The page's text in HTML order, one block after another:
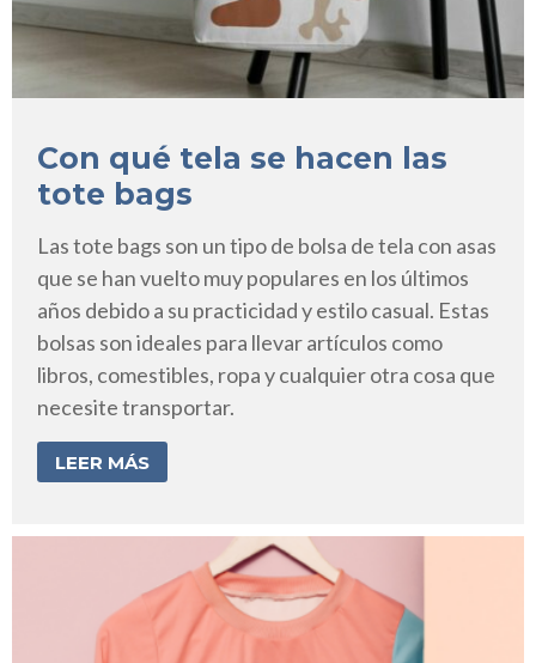
Con qué tela se hacen las
tote bags
Las tote bags son un tipo de bolsa de tela con asas
que se han vuelto muy populares en los últimos
años debido a su practicidad y estilo casual. Estas
bolsas son ideales para llevar artículos como
libros, comestibles, ropa y cualquier otra cosa que
necesite transportar.
LEER MÁS